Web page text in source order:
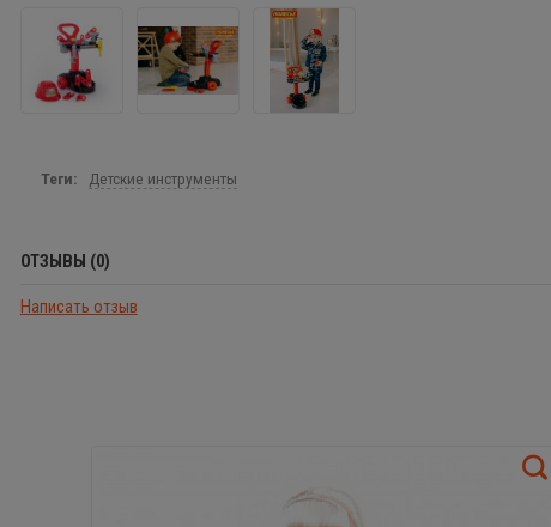
Теги: Детские инструменты
ОТЗЫВЫ (0)
Написать отзыв